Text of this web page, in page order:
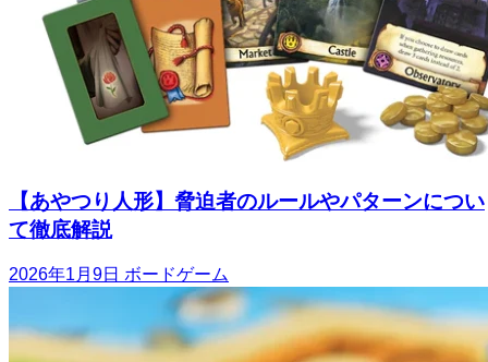
【あやつり人形】脅迫者のルールやパターンについ
て徹底解説
2026年1月9日 ボードゲーム